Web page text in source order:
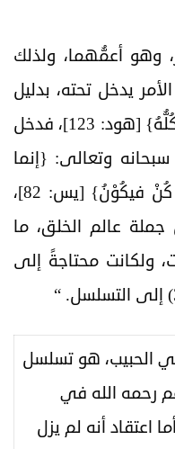
وهو أعمُّهما، ولذلك
يدخل تحته، بدليل
قوله تعالى: {وإليه يَرْجِعُ الأمرُ كُلُّهُ} [هود: 123]، فدخل
وتعالى: {إنما
أمرُه إذا أراد شيئاً أن يقُولَ لَهُ كُنْ فيكُوْنُ} [يس: 82]،
عالم الخلق، ما
ولكانت محتاجةً إلى
الحبيب، هو تسلسل
رحمه الله في
اعتقاد أنه لم يزل